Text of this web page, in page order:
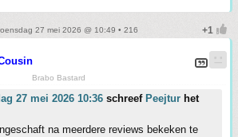
27 mei 2026 @ 10:49 • 216
Brabo Bastard
27 mei 2026 10:36 schreef Peejtur het
na meerdere reviews bekeken te